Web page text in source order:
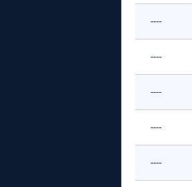
----
----
----
----
----